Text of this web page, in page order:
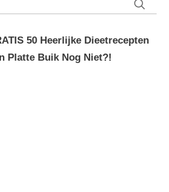
50 Heerlijke Dieetrecepten
Platte Buik Nog Niet?!